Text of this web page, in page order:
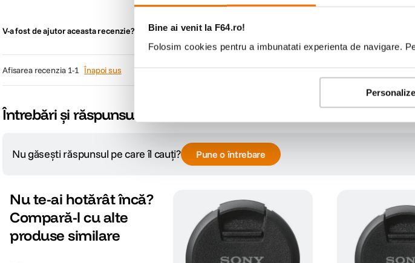
Bine ai venit la F64.ro!
Folosim cookies pentru a imbunatati experienta de navigare.
V-a fost de ajutor aceasta recenzie? 0 0 Raporteaza recenzia
afisarea recenzia 1-1 Înapoi sus
Întrebări și răspunsuri
Nu găsești răspunsul pe care îl cauți? Pune o întrebare
Nu te-ai hotărât încă?
Compară-l cu alte
produse similare